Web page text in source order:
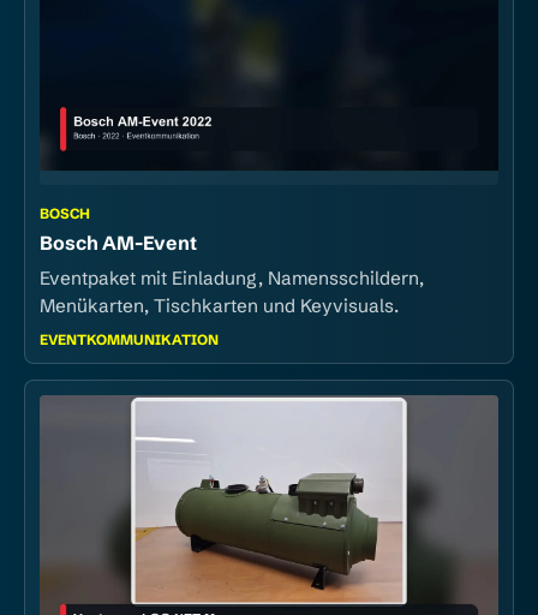
BOSCH
Bosch AM-Event
Eventpaket mit Einladung, Namensschildern,
Menükarten, Tischkarten und Keyvisuals.
EVENTKOMMUNIKATION